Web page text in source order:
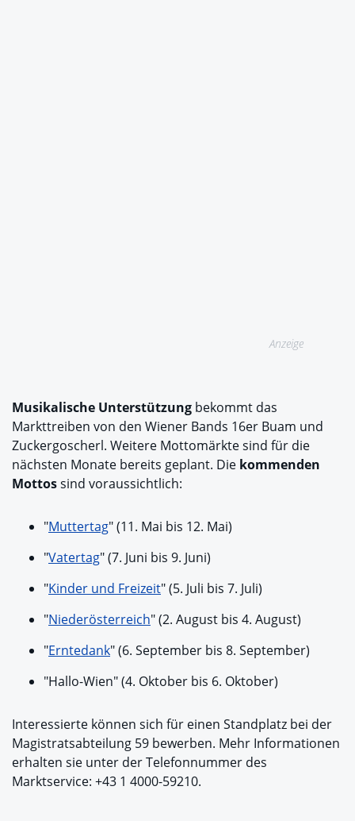
Anzeige
Musikalische Unterstützung bekommt das
Markttreiben von den Wiener Bands 16er Buam und
Zuckergoscherl. Weitere Mottomärkte sind für die
nächsten Monate bereits geplant. Die kommenden
Mottossind voraussichtlich:
"Muttertag" (11. Mai bis 12. Mai)
"Vatertag" (7. Juni bis 9. Juni)
"Kinder und Freizeit" (5. Juli bis 7. Juli)
"Niederösterreich" (2. August bis 4. August)
"Erntedank" (6. September bis 8. September)
"Hallo-Wien" (4. Oktober bis 6. Oktober)
Interessierte können sich für einen Standplatz bei der
Magistratsabteilung 59 bewerben. Mehr Informationen
erhalten sie unter der Telefonnummer des
Marktservice: +43 1 4000-59210.